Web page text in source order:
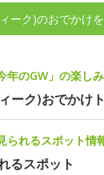
ーク)のおでかけ
年のGW」の楽し
ーク)おでかけ
られるスポット情
るスポット